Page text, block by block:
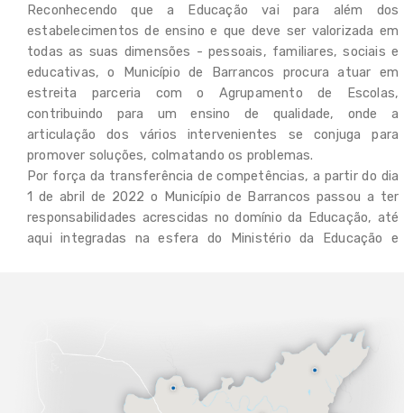
AAAF/CAF
AEC
Prémios de Mérito
Bolsas de Estudo – Ensino
Superior
Bolsas de Estudo
Universidade Popular Túlio
Espanca
Reconhecendo que a Educação vai para além dos
estabelecimentos de ensino e que deve ser valorizada em
todas as suas dimensões - pessoais, familiares, sociais e
educativas, o Município de Barrancos procura atuar em
estreita parceria com o Agrupamento de Escolas,
contribuindo para um ensino de qualidade, onde a
articulação dos vários intervenientes se conjuga para
promover soluções, colmatando os problemas.
Por força da transferência de competências, a partir do dia
1 de abril de 2022 o Município de Barrancos passou a ter
responsabilidades acrescidas no domínio da Educação, até
aqui integradas na esfera do Ministério da Educação e
digital que atuará como veículo e ferramenta de
proximidade entre a comunidade escolar e a Câmara
Municipal de Barrancos.